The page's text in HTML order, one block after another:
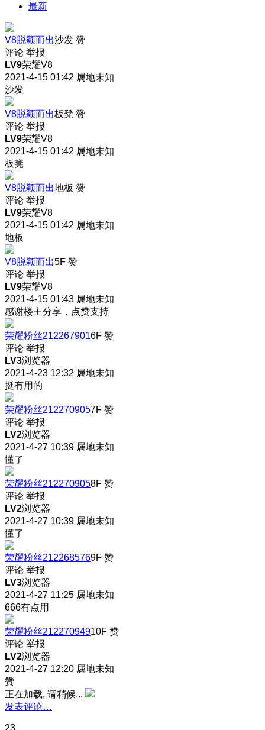
最新
V8脱颖而出沙发 赞
评论 举报
LV9荣耀V8
2021-4-15 01:42 属地未知
沙发
V8脱颖而出板凳 赞
评论 举报
LV9荣耀V8
2021-4-15 01:42 属地未知
板凳
V8脱颖而出地板 赞
评论 举报
LV9荣耀V8
2021-4-15 01:42 属地未知
地板
V8脱颖而出5F 赞
评论 举报
LV9荣耀V8
2021-4-15 01:43 属地未知
感谢楼主分享，点赞支持
荣耀粉丝2122679016F 赞
评论 举报
LV3浏览器
2021-4-23 12:32 属地未知
挺有用的
荣耀粉丝2122709057F 赞
评论 举报
LV2浏览器
2021-4-27 10:39 属地未知
懂了
荣耀粉丝2122709058F 赞
评论 举报
LV2浏览器
2021-4-27 10:39 属地未知
懂了
荣耀粉丝2122685769F 赞
评论 举报
LV3浏览器
2021-4-27 11:25 属地未知
666有点用
荣耀粉丝21227094910F 赞
评论 举报
LV2浏览器
2021-4-27 12:20 属地未知
赞
正在加载, 请稍候...
发表评论…